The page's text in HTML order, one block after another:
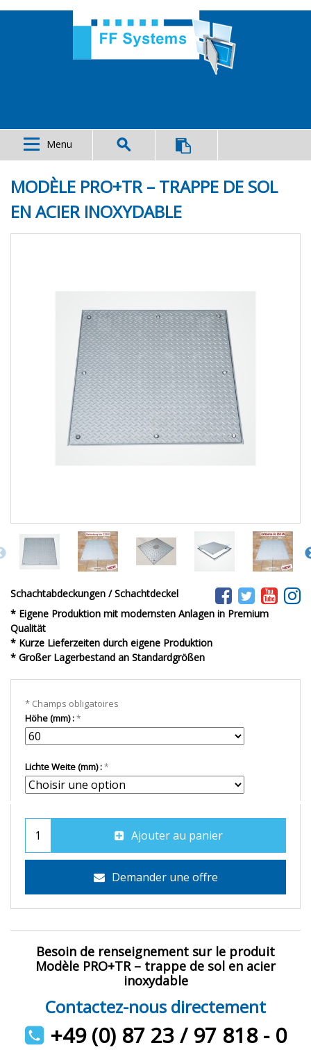
Menu
MODÈLE PRO+TR – TRAPPE DE SOL
EN ACIER INOXYDABLE
Schachtabdeckungen / Schachtdeckel
* Eigene Produktion mit modernsten Anlagen in Premium
Qualität
* Kurze Lieferzeiten durch eigene Produktion
* Großer Lagerbestand an Standardgrößen
* Champs obligatoires
Höhe (mm) :
Lichte Weite (mm) :
Ajouter au panier
Demander une offre
Besoin de renseignement sur le produit
Modèle PRO+TR – trappe de sol en acier
inoxydable
Contactez-nous directement
+49 (0) 87 23 / 97 818 - 0